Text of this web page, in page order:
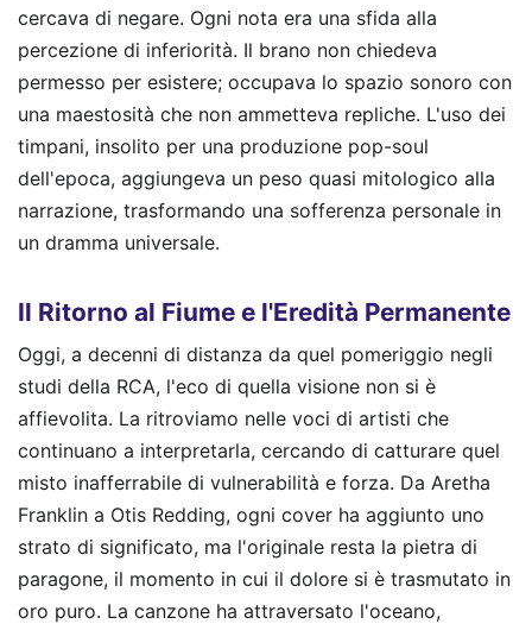
cercava di negare. Ogni nota era una sfida alla
percezione di inferiorità. Il brano non chiedeva
permesso per esistere; occupava lo spazio sonoro con
una maestosità che non ammetteva repliche. L'uso dei
timpani, insolito per una produzione pop-soul
dell'epoca, aggiungeva un peso quasi mitologico alla
narrazione, trasformando una sofferenza personale in
un dramma universale.
Il Ritorno al Fiume e l'Eredità Permanente
Oggi, a decenni di distanza da quel pomeriggio negli
studi della RCA, l'eco di quella visione non si è
affievolita. La ritroviamo nelle voci di artisti che
continuano a interpretarla, cercando di catturare quel
misto inafferrabile di vulnerabilità e forza. Da Aretha
Franklin a Otis Redding, ogni cover ha aggiunto uno
strato di significato, ma l'originale resta la pietra di
paragone, il momento in cui il dolore si è trasmutato in
oro puro. La canzone ha attraversato l'oceano,